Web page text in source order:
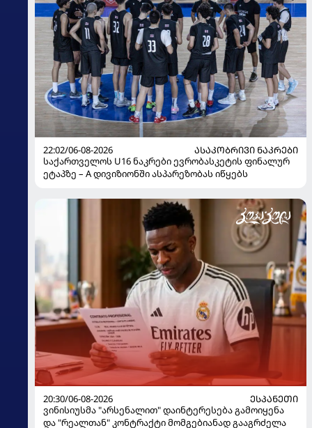
22:02/06-08-2026
ᲐᲡᲐᲙᲝᲑᲠᲘᲕᲘ ᲜᲐᲙᲠᲔᲑᲘ
საქართველოს U16 ნაკრები ევრობასკეტის ფინალურ
ეტაპზე – A დივიზიონში ასპარეზობას იწყებს
20:30/06-08-2026
ᲔᲡᲞᲐᲜᲔᲗᲘ
ვინისიუსმა "არსენალით" დაინტერესება გამოიყენა
და "რეალთან" კონტრაქტი მომგებიანად გააგრძელა